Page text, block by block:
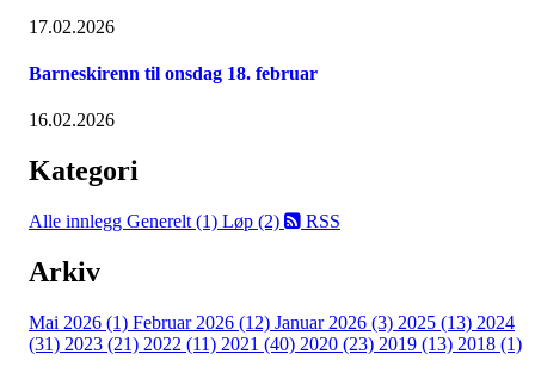
17.02.2026
Barneskirenn til onsdag 18. februar
16.02.2026
Kategori
Alle innlegg Generelt (1) Løp (2) RSS
Arkiv
Mai 2026 (1) Februar 2026 (12) Januar 2026 (3) 2025 (13) 2024
(31) 2023 (21) 2022 (11) 2021 (40) 2020 (23) 2019 (13) 2018 (1)